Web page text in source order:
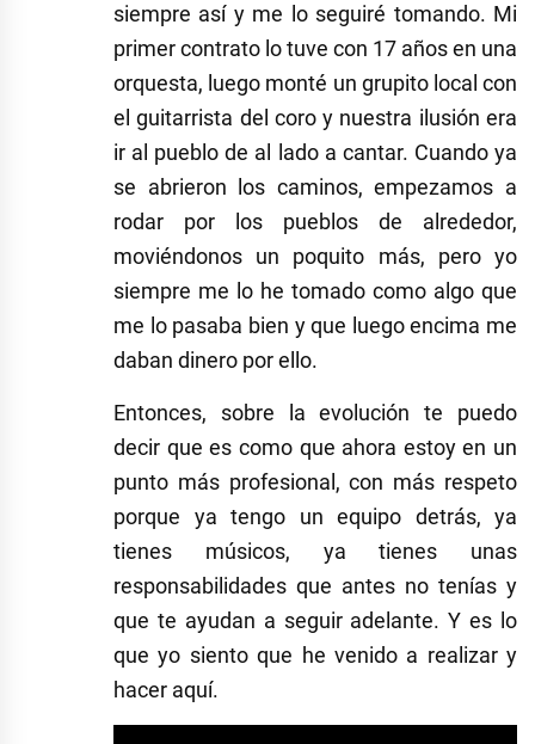
siempre así y me lo seguiré tomando. Mi
primer contrato lo tuve con 17 años en una
orquesta, luego monté un grupito local con
el guitarrista del coro y nuestra ilusión era
ir al pueblo de al lado a cantar. Cuando ya
se abrieron los caminos, empezamos a
rodar por los pueblos de alrededor,
moviéndonos un poquito más, pero yo
siempre me lo he tomado como algo que
me lo pasaba bien y que luego encima me
daban dinero por ello.
Entonces, sobre la evolución te puedo
decir que es como que ahora estoy en un
punto más profesional, con más respeto
porque ya tengo un equipo detrás, ya
tienes músicos, ya tienes unas
responsabilidades que antes no tenías y
que te ayudan a seguir adelante. Y es lo
que yo siento que he venido a realizar y
hacer aquí.